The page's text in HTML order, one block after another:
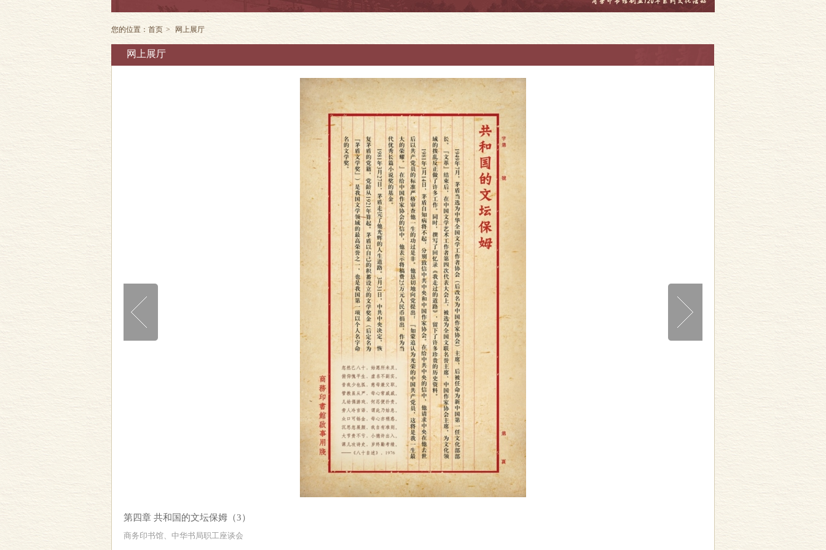
您的位置： 首页 > 网上展厅
网上展厅
第四章 共和国的文坛保姆（3）
商务印书馆、中华书局职工座谈会